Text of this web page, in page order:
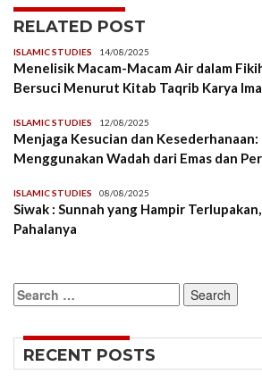
RELATED POST
ISLAMIC STUDIES 14/08/2025
Menelisik Macam-Macam Air dalam
Bersuci Menurut Kitab Taqrib Karya
ISLAMIC STUDIES 12/08/2025
Menjaga Kesucian dan Kesederhanaan:
Menggunakan Wadah dari Emas dan
ISLAMIC STUDIES 08/08/2025
Siwak : Sunnah yang Hampir
Pahalanya
Search
for:
RECENT POSTS